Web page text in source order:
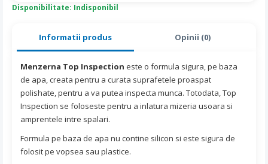
Informatii produs Opinii (0)
Menzerna Top Inspection este o formula sigura, pe baza
de apa, creata pentru a curata suprafetele proaspat
polishate, pentru a va putea inspecta munca. Totodata, Top
Inspection se foloseste pentru a inlatura mizeria usoara si
amprentele intre spalari.
Formula pe baza de apa nu contine silicon si este sigura de
folosit pe vopsea sau plastice.
Disponibilitate: Indisponibil